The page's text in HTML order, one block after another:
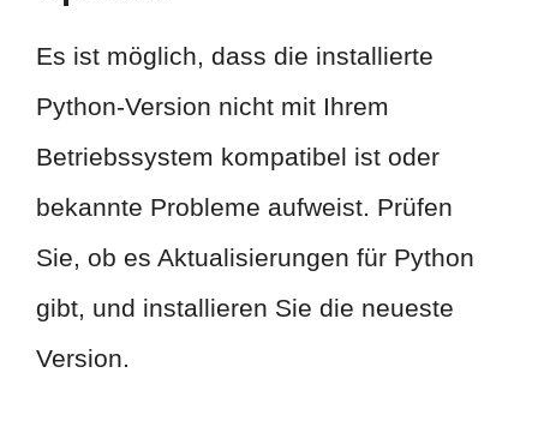
Es ist möglich, dass die installierte
Python-Version nicht mit Ihrem
Betriebssystem kompatibel ist oder
bekannte Probleme aufweist. Prüfen
Sie, ob es Aktualisierungen für Python
gibt, und installieren Sie die neueste
Version.